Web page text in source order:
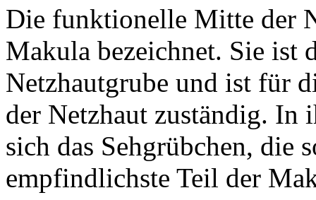
Die funktionelle Mitte der
Makula bezeichnet. Sie ist
Netzhautgrube und ist für
der Netzhaut zuständig.
sich das Sehgrübchen, die
empfindlichste Teil der